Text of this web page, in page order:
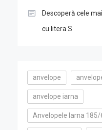
Descoperă cele
cu litera S
anvelope
anvelope iarna
Anvelopele Iarna 185/